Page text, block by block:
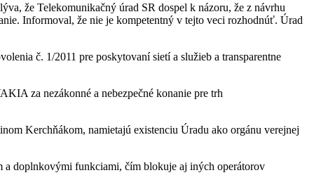
že Telekomunikačný úrad SR dospel k názoru, že z návrhu
Informoval, že nie je kompetentný v tejto veci rozhodnúť. Úrad
č. 1/2011 pre poskytovaní sietí a služieb a transparentne
za nezákonné a nebezpečné konanie pre trh
Kerchňákom, namietajú existenciu Úradu ako orgánu verejnej
doplnkovými funkciami, čím blokuje aj iných operátorov